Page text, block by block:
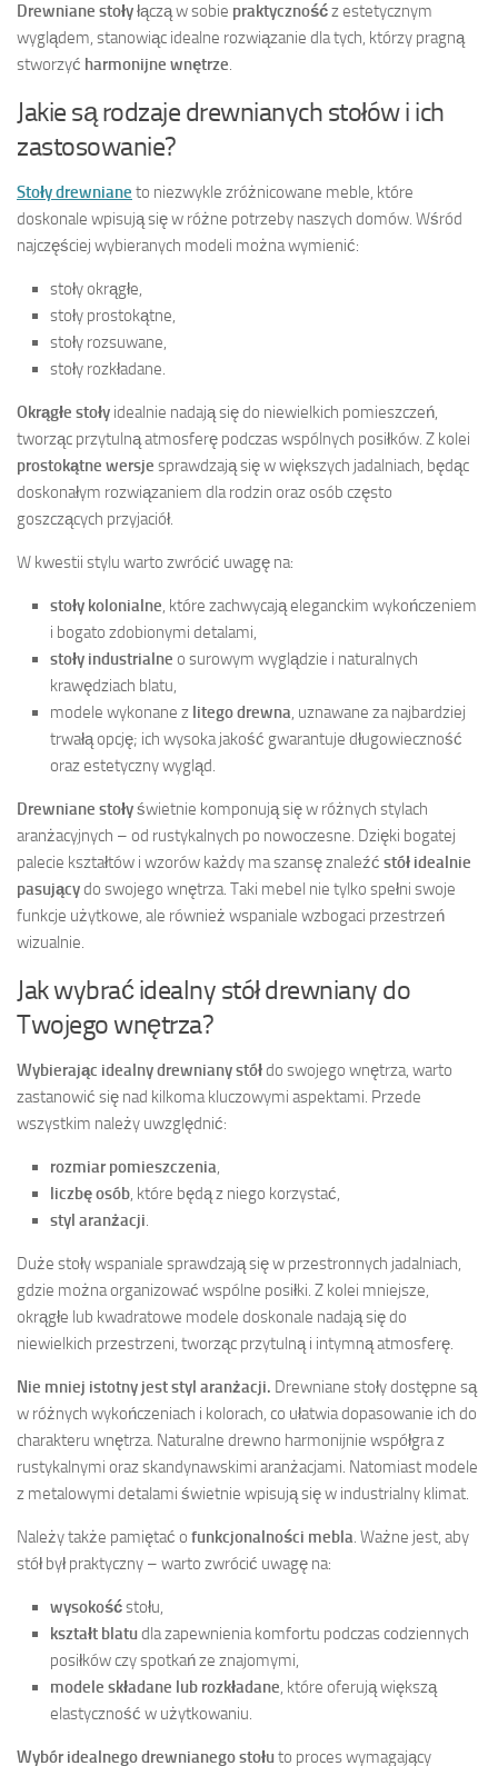
Drewniane stołyłączą w sobie praktycznośćz estetycznym
wyglądem, stanowiąc idealne rozwiązanie dla tych, którzy pragną
stworzyć harmonijne wnętrze.
Jakie są rodzaje drewnianych stołów i ich
zastosowanie?
Stoły drewniane to niezwykle zróżnicowane meble, które
doskonale wpisują się w różne potrzeby naszych domów. Wśród
najczęściej wybieranych modeli można wymienić:
stoły okrągłe,
stoły prostokątne,
stoły rozsuwane,
stoły rozkładane.
Okrągłe stoły idealnie nadają się do niewielkich pomieszczeń,
tworząc przytulną atmosferę podczas wspólnych posiłków. Z kolei
prostokątne wersje sprawdzają się w większych jadalniach, będąc
doskonałym rozwiązaniem dla rodzin oraz osób często
goszczących przyjaciół.
W kwestii stylu warto zwrócić uwagę na:
stoły kolonialne, które zachwycają eleganckim wykończeniem
i bogato zdobionymi detalami,
stoły industrialne o surowym wyglądzie i naturalnych
krawędziach blatu,
modele wykonane z litego drewna, uznawane za najbardziej
trwałą opcję; ich wysoka jakość gwarantuje długowieczność
oraz estetyczny wygląd.
Drewniane stołyświetnie komponują się w różnych stylach
aranżacyjnych – od rustykalnych po nowoczesne. Dzięki bogatej
palecie kształtów i wzorów każdy ma szansę znaleźć stół idealnie
pasującydo swojego wnętrza. Taki mebel nie tylko spełni swoje
funkcje użytkowe, ale również wspaniale wzbogaci przestrzeń
wizualnie.
Jak wybrać idealny stół drewniany do
Twojego wnętrza?
Wybierając idealny drewniany stółdo swojego wnętrza, warto
zastanowić się nad kilkoma kluczowymi aspektami. Przede
wszystkim należy uwzględnić:
rozmiar pomieszczenia,
liczbę osób, które będą z niego korzystać,
styl aranżacji.
Duże stoły wspaniale sprawdzają się w przestronnych jadalniach,
gdzie można organizować wspólne posiłki. Z kolei mniejsze,
okrągłe lub kwadratowe modele doskonale nadają się do
niewielkich przestrzeni, tworząc przytulną i intymną atmosferę.
Nie mniej istotny jest styl aranżacji. Drewniane stoły dostępne są
w różnych wykończeniach i kolorach, co ułatwia dopasowanie ich do
charakteru wnętrza. Naturalne drewno harmonijnie współgra z
rustykalnymi oraz skandynawskimi aranżacjami. Natomiast modele
z metalowymi detalami świetnie wpisują się w industrialny klimat.
Należy także pamiętać o funkcjonalności mebla. Ważne jest, aby
stół był praktyczny – warto zwrócić uwagę na:
wysokośćstołu,
kształt blatudla zapewnienia komfortu podczas codziennych
posiłków czy spotkań ze znajomymi,
modele składane lub rozkładane, które oferują większą
elastyczność w użytkowaniu.
Wybór idealnego drewnianego stołuto proces wymagający